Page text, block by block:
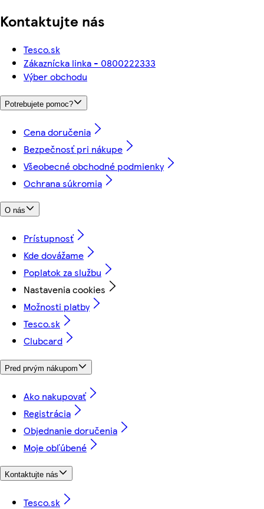
Kontaktujte nás
Tesco.sk
Zákaznícka linka - 0800222333
Výber obchodu
Potrebujete pomoc?
Cena doručenia
Bezpečnosť pri nákupe
Všeobecné obchodné podmienky
Ochrana súkromia
O nás
Prístupnosť
Kde dovážame
Poplatok za službu
Nastavenia cookies
Možnosti platby
Tesco.sk
Clubcard
Pred prvým nákupom
Ako nakupovať
Registrácia
Objednanie doručenia
Moje obľúbené
Kontaktujte nás
Tesco.sk